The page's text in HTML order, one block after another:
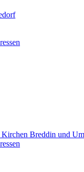
Kirchen Breddin und